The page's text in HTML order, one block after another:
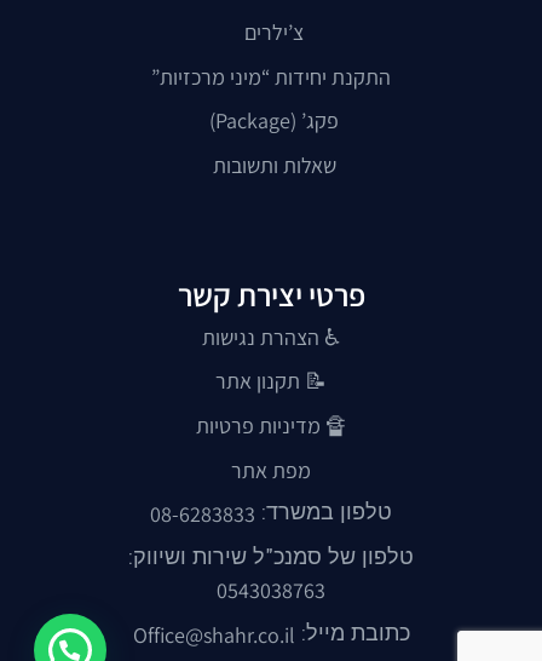
צ’ילרים
התקנת יחידות “מיני מרכזיות”
פקג’ (Package)
שאלות ותשובות
פרטי יצירת קשר
♿ הצהרת נגישות
📝 תקנון אתר
🔏 מדיניות פרטיות
מפת אתר
טלפון במשרד: 08-6283833
טלפון של סמנכ"ל שירות ושיווק:
0543038763
כתובת מייל: Office@shahr.co.il